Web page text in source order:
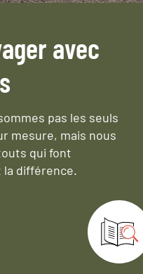
avec
pas les seuls
mesure, mais nous
qui font
différence.